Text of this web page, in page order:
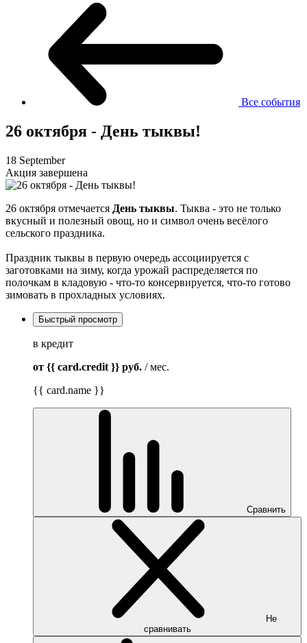
Все события
26 октября - День тыквы!
18 September
Акция завершена
26 октября отмечается День тыквы. Тыква - это не только
вкусный и полезный овощ, но и символ очень весёлого
сельского праздника.
Праздник тыквы в первую очередь ассоциируется с
заготовками на зиму, когда урожай распределяется по
полочкам в кладовую - что-то консервируется, что-то готово
зимовать в прохладных условиях.
Быстрый просмотр
в кредит
от {{ card.credit }} руб. / мес.
{{ card.name }}
Сравнить
Не
сравнивать